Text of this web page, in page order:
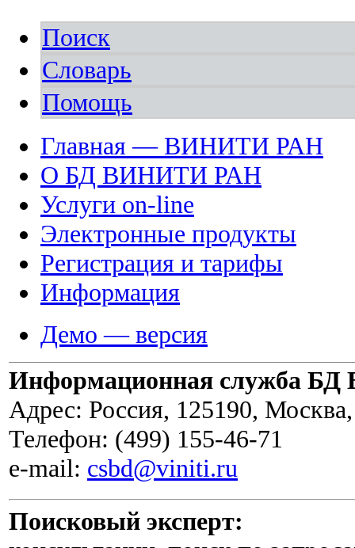
Поиск
Словарь
Помощь
Главная — ВИНИТИ РАН
О БД ВИНИТИ РАН
Услуги on-line
Электронные продукты
Регистрация и тарифы
Информация
Демо — версия
Информационная служба
Адрес: Россия, 125190,
Телефон: (499) 155-46-71
e-mail: csbd@viniti.ru
Поисковый эксперт: